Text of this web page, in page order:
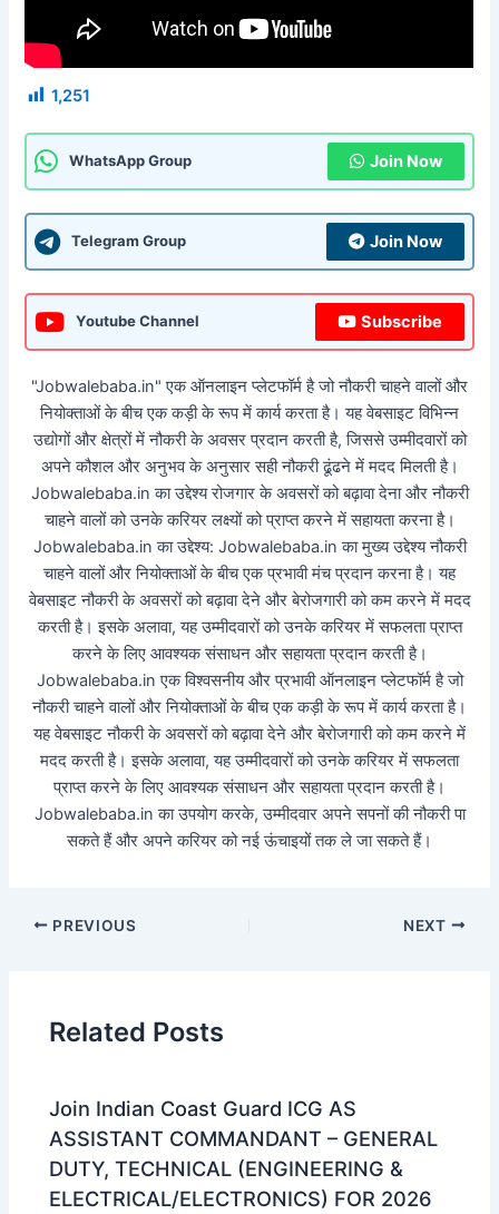
1,251
WhatsApp Group Join Now
Telegram Group Join Now
Youtube Channel Subscribe
"Jobwalebaba.in" एक ऑनलाइन प्लेटफॉर्म है जो नौकरी चाहने वालों और
नियोक्ताओं के बीच एक कड़ी के रूप में कार्य करता है। यह वेबसाइट विभिन्न
उद्योगों और क्षेत्रों में नौकरी के अवसर प्रदान करती है, जिससे उम्मीदवारों को
अपने कौशल और अनुभव के अनुसार सही नौकरी ढूंढने में मदद मिलती है।
Jobwalebaba.in का उद्देश्य रोजगार के अवसरों को बढ़ावा देना और नौकरी
चाहने वालों को उनके करियर लक्ष्यों को प्राप्त करने में सहायता करना है।
Jobwalebaba.in का उद्देश्य: Jobwalebaba.in का मुख्य उद्देश्य नौकरी
चाहने वालों और नियोक्ताओं के बीच एक प्रभावी मंच प्रदान करना है। यह
वेबसाइट नौकरी के अवसरों को बढ़ावा देने और बेरोजगारी को कम करने में मदद
करती है। इसके अलावा, यह उम्मीदवारों को उनके करियर में सफलता प्राप्त
करने के लिए आवश्यक संसाधन और सहायता प्रदान करती है।
Jobwalebaba.in एक विश्वसनीय और प्रभावी ऑनलाइन प्लेटफॉर्म है जो
नौकरी चाहने वालों और नियोक्ताओं के बीच एक कड़ी के रूप में कार्य करता है।
यह वेबसाइट नौकरी के अवसरों को बढ़ावा देने और बेरोजगारी को कम करने में
मदद करती है। इसके अलावा, यह उम्मीदवारों को उनके करियर में सफलता
प्राप्त करने के लिए आवश्यक संसाधन और सहायता प्रदान करती है।
Jobwalebaba.in का उपयोग करके, उम्मीदवार अपने सपनों की नौकरी पा
सकते हैं और अपने करियर को नई ऊंचाइयों तक ले जा सकते हैं।
PREVIOUS NEXT
Related Posts
Join Indian Coast Guard ICG AS
ASSISTANT COMMANDANT – GENERAL
DUTY, TECHNICAL (ENGINEERING &
ELECTRICAL/ELECTRONICS) FOR 2026